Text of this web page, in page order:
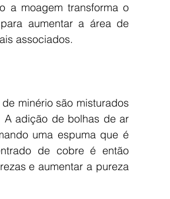
a moagem transforma o
aumentar a área de
associados.
minério são misturados
A adição de bolhas de ar
uma espuma que é
de cobre é então
e aumentar a pureza